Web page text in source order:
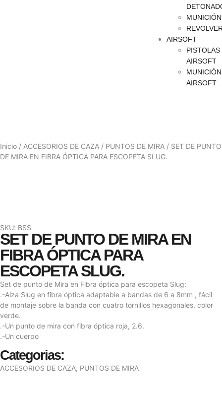
MUNICIÓN
AIRSOFT
PISTOLAS
AIRSOFT
MUNICIÓN
AIRSOFT
Inicio / ACCESORIOS DE CAZA / PUNTOS DE MIRA / SET DE PUNTO
DE MIRA EN FIBRA ÓPTICA PARA ESCOPETA SLUG.
SKU: BSS
SET DE PUNTO DE MIRA EN
FIBRA ÓPTICA PARA
ESCOPETA SLUG.
Set de punto de Mira en Fibra óptica para escopeta Slug:
.-Alza Slug en fibra óptica adaptable a bandas de 6 a 8mm , fácil
de montaje sobre la banda con cuatro tornillos hexagonales, color
verde.
.-Un punto de mira con fibra óptica roja, 2.6.
.-Un cuerpo
Categorias:
ACCESORIOS DE CAZA, PUNTOS DE MIRA